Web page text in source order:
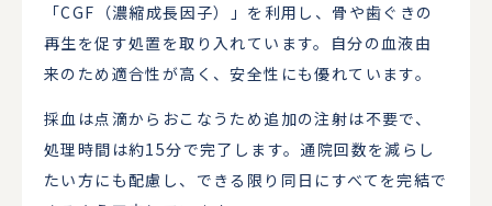
「CGF（濃縮成長因子）」を利用し、骨や歯ぐきの
再生を促す処置を取り入れています。自分の血液由
来のため適合性が高く、安全性にも優れています。
採血は点滴からおこなうため追加の注射は不要で、
処理時間は約15分で完了します。通院回数を減らし
たい方にも配慮し、できる限り同日にすべてを完結で